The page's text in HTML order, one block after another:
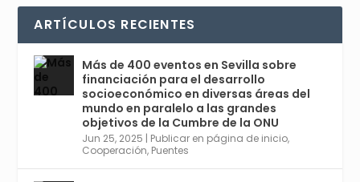
r
comienza en Sevilla este lunes 2 con la
Conferencia Internacional sobre Catálisis, y
con el Congreso de Parasitología. Del día 3 al
6, Congreso de Metodología de Ciencias
Sociales y la Salud; y los días 5 y 6 Jornadas
de Economía Industrial.
4
1 2 Twitter
ARTÍCULOS RECIENTES
Más de 400 eventos en Sevilla sobre
financiación para el desarrollo
socioeconómico en diversas áreas del
mundo en paralelo a las grandes
objetivos de la Cumbre de la ONU
Jun 25, 2025 | Publicar en página de inicio,
Cooperación, Puentes